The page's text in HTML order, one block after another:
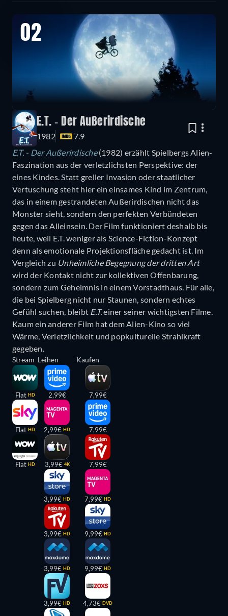
02
E.T. - Der Außerirdische
1982
7.9
E.T. - Der Außerirdische (1982) erzählt Spielbergs Alien-
Faszination aus der verletzlichsten Perspektive: der
eines Kindes. Statt greller Invasion oder staatlicher
Vertuschung steht hier ein einsames Kind im Zentrum,
das in einem gestrandeten Außerirdischen nicht das
Monster sieht, sondern den perfekten Verbündeten
gegen das Alleinsein. Der Film funktioniert deshalb bis
heute, weil E.T. weniger als Science-Fiction-Konzept
denn als emotionale Projektionsfläche gedacht ist. Im
Vergleich zu Unheimliche Begegnung der dritten Art
wird der Kontakt nicht zur kollektiven Offenbarung,
sondern zum Geheimnis in einem Vorstadthaus. Für alle,
die bei Spielberg nicht nur Staunen, sondern echtes
Gefühl suchen, bleibt E.T.einer seiner wichtigsten Filme.
Kaum ein anderer Film hat dem Alien-Kino so viel
Wärme, Verletzlichkeit und popkulturelle Strahlkraft
gegeben.
Stream
Flat HD
Flat HD
Flat HD
Leihen
2,99€
2,99€ HD
3,99€ 4K
3,99€ HD
3,99€ HD
3,99€ HD
3,99€ HD
Kaufen
7,99€
7,99€
7,99€
7,99€ HD
9,99€ HD
9,99€ HD
4,73€ DVD